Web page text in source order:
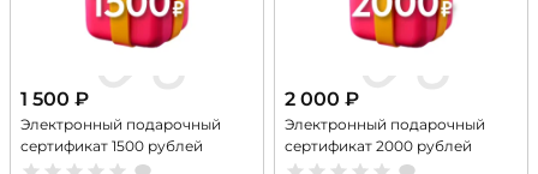
1 500 ₽
Электронный подарочный
сертификат 1500 рублей
2 000 ₽
Электронный подарочный
сертификат 2000 рублей